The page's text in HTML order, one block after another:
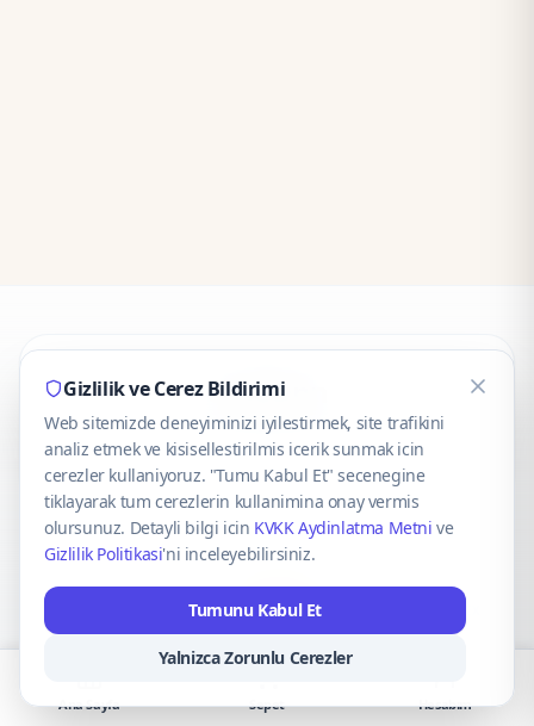
CaseOnn
© 2025 CaseOnn. Tüm hakları saklıdır.
VISA Mastercard
Gizlilik ve Cerez Bildirimi
Web sitemizde deneyiminizi iyilestirmek, site trafikini
analiz etmek ve kisisellestirilmis icerik sunmak icin
cerezler kullaniyoruz. "Tumu Kabul Et" secenegine
tiklayarak tum cerezlerin kullanimina onay vermis
olursunuz. Detayli bilgi icin KVKK Aydinlatma Metni ve
Gizlilik Politikasi'ni inceleyebilirsiniz.
Tumunu Kabul Et
Yalnizca Zorunlu Cerezler
Ana Sayfa Sepet Hesabım